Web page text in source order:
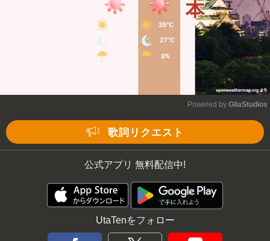
Powered by GliaStudios
歌詞リクエスト
公式アプリ 無料配信中!
UtaTenをフォロー